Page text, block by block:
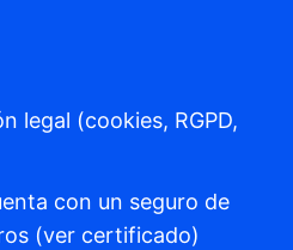
legal (cookies, RGPD,
con un seguro de
(ver certificado)